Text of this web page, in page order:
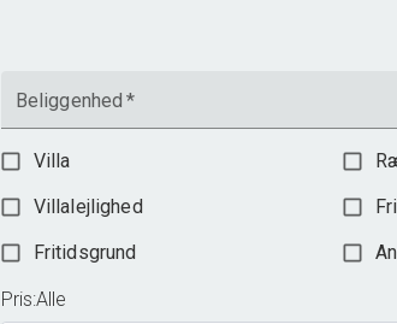
Beliggenhed *
Villa
Villalejlighed
Fritidsgrund
Pris:Alle